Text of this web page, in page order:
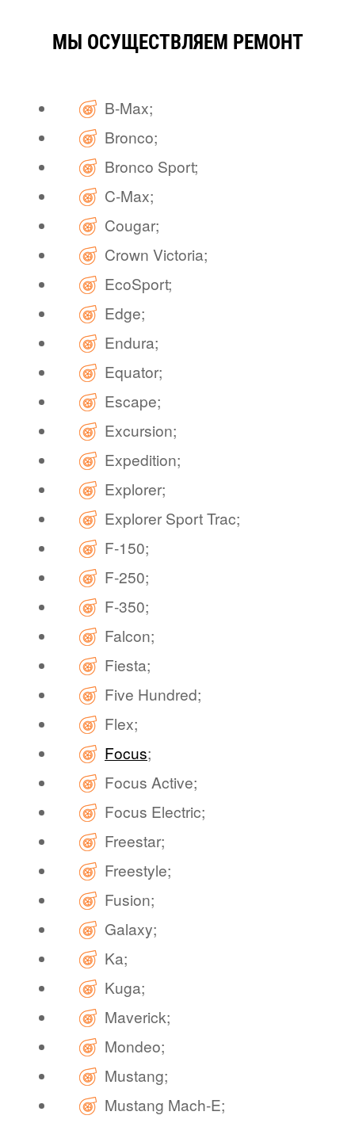
МЫ ОСУЩЕСТВЛЯЕМ РЕМОНТ
B-Max;
Bronco;
Bronco Sport;
C-Max;
Cougar;
Crown Victoria;
EcoSport;
Edge;
Endura;
Equator;
Escape;
Excursion;
Expedition;
Explorer;
Explorer Sport Trac;
F-150;
F-250;
F-350;
Falcon;
Fiesta;
Five Hundred;
Flex;
Focus;
Focus Active;
Focus Electric;
Freestar;
Freestyle;
Fusion;
Galaxy;
Ka;
Kuga;
Maverick;
Mondeo;
Mustang;
Mustang Mach-E;